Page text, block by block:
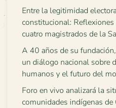
Entre la legitimidad
constitucional:
cuatro magistrados de la
A 40 años de su
un diálogo nacional sobre
humanos y el futuro del
Foro en vivo analizará la
comunidades indígenas de